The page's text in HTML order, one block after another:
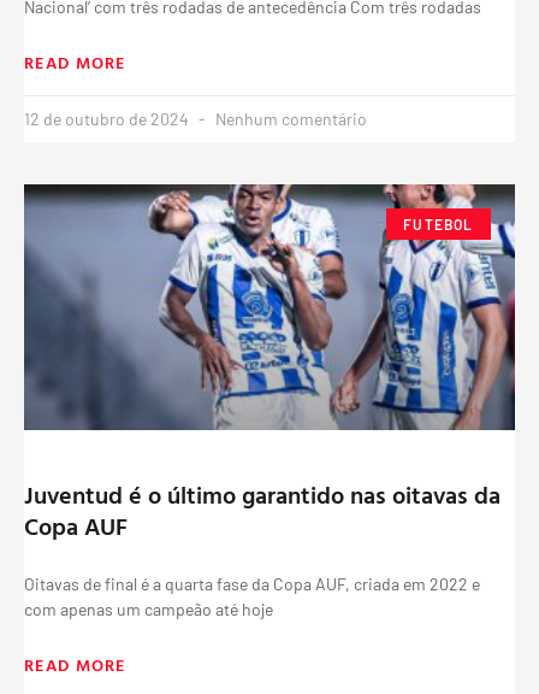
Nacional’ com três rodadas de antecedência Com três rodadas
READ MORE
12 de outubro de 2024 Nenhum comentário
FUTEBOL
Juventud é o último garantido nas oitavas da
Copa AUF
Oitavas de final é a quarta fase da Copa AUF, criada em 2022 e
com apenas um campeão até hoje
READ MORE